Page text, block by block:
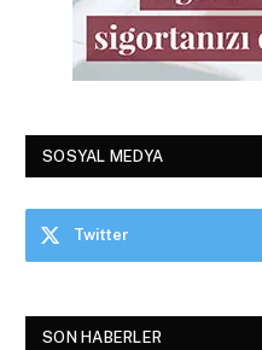
SOSYAL MEDYA
Twitter
SON HABERLER